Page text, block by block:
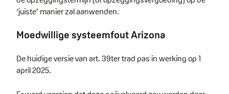
‘juiste’ manier zal aanwenden.
Moedwillige systeemfout Arizona
De huidige versie van art. 39ter trad pas in werking op 1
april 2025.